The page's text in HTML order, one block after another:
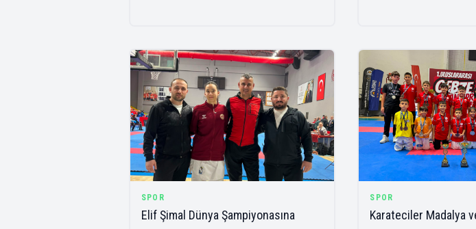
SPOR
Elif Şimal Dünya Şampiyonasına
SPOR
Karateciler Madalya